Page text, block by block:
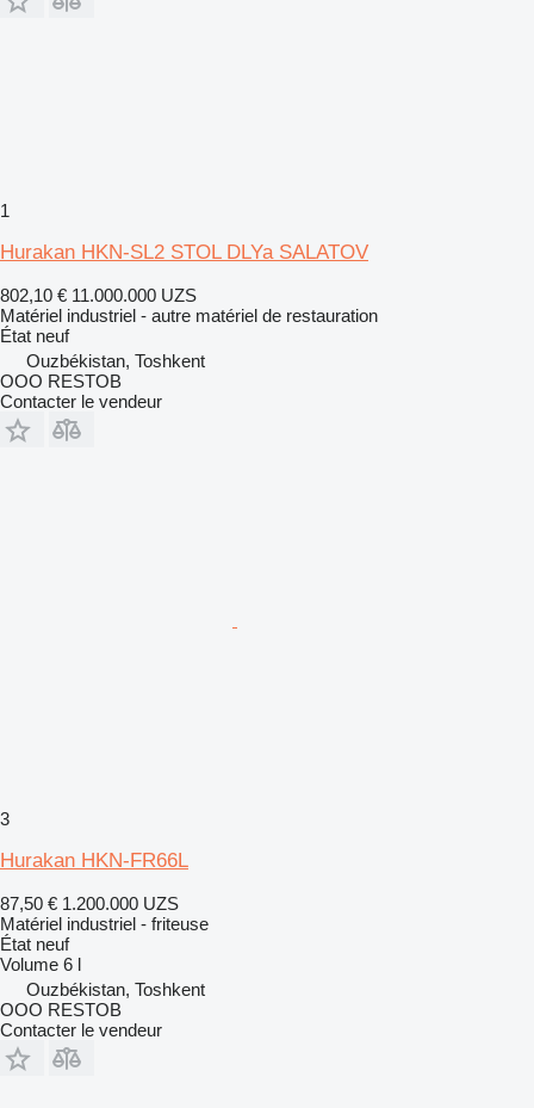
1
Hurakan HKN-SL2 STOL DLYa SALATOV
802,10 € 11.000.000 UZS
Matériel industriel - autre matériel de restauration
État neuf
Ouzbékistan, Toshkent
OOO RESTOB
Contacter le vendeur
3
Hurakan HKN-FR66L
87,50 € 1.200.000 UZS
Matériel industriel - friteuse
État neuf
Volume 6 l
Ouzbékistan, Toshkent
OOO RESTOB
Contacter le vendeur